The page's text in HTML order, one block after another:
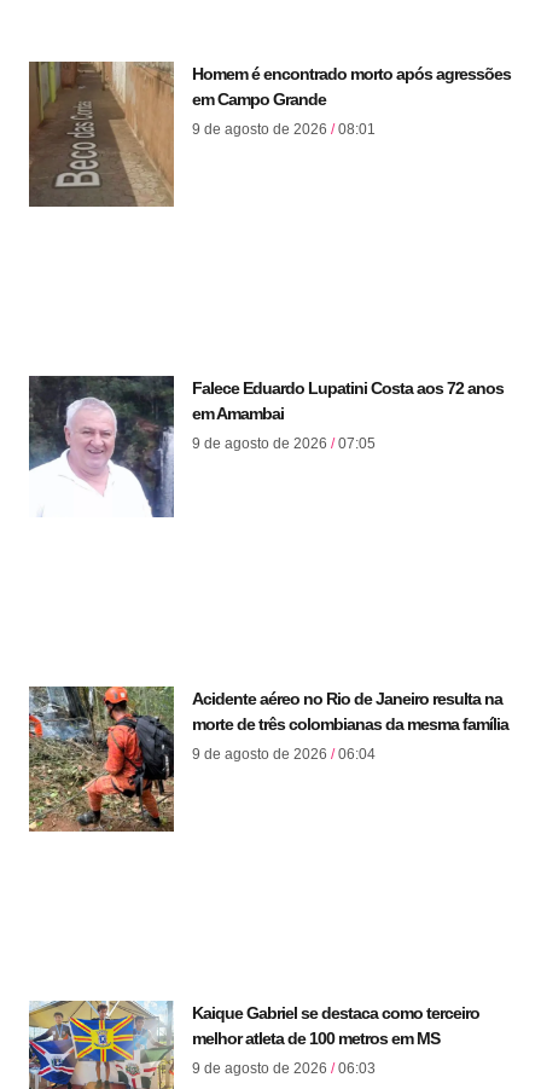
Homem é encontrado morto após agressões
em Campo Grande
9 de agosto de 2026 08:01
Falece Eduardo Lupatini Costa aos 72 anos
em Amambai
9 de agosto de 2026 07:05
Acidente aéreo no Rio de Janeiro resulta na
morte de três colombianas da mesma família
9 de agosto de 2026 06:04
Kaique Gabriel se destaca como terceiro
melhor atleta de 100 metros em MS
9 de agosto de 2026 06:03